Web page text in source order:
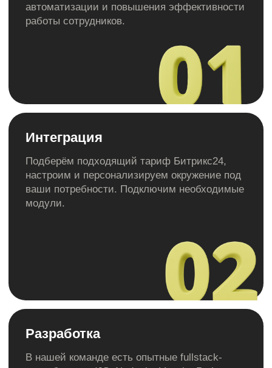
Подробнее
Подробнее
Стоимость:
Битрикс24